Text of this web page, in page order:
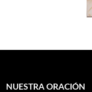
NUESTRA ORACIÓN